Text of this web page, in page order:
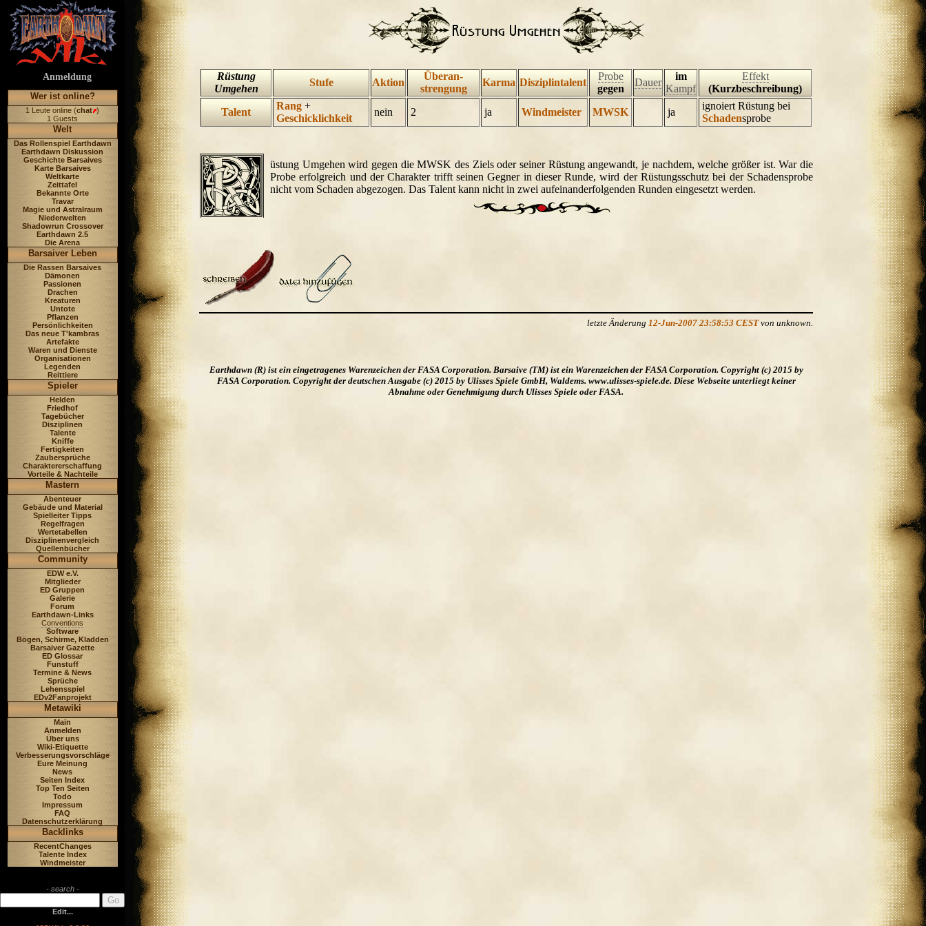
Anmeldung
Wer ist online?
1 Leute online (chat )
1 Guests
Welt
Das Rollenspiel Earthdawn
Earthdawn Diskussion
Geschichte Barsaives
Karte Barsaives
Weltkarte
Zeittafel
Bekannte Orte
Travar
Magie und Astralraum
Niederwelten
Shadowrun Crossover
Earthdawn 2.5
Die Arena
Barsaiver Leben
Die Rassen Barsaives
Dämonen
Passionen
Drachen
Kreaturen
Untote
Pflanzen
Persönlichkeiten
Das neue T'kambras
Artefakte
Waren und Dienste
Organisationen
Legenden
Reittiere
Spieler
Helden
Friedhof
Tagebücher
Disziplinen
Talente
Kniffe
Fertigkeiten
Zaubersprüche
Charaktererschaffung
Vorteile & Nachteile
Mastern
Abenteuer
Gebäude und Material
Spielleiter Tipps
Regelfragen
Wertetabellen
Disziplinenvergleich
Quellenbücher
Community
EDW e.V.
Mitglieder
ED Gruppen
Galerie
Forum
Earthdawn-Links
Conventions
Software
Bögen, Schirme, Kladden
Barsaiver Gazette
ED Glossar
Funstuff
Termine & News
Sprüche
Lehensspiel
EDv2Fanprojekt
Metawiki
Main
Anmelden
Über uns
Wiki-Etiquette
Verbesserungsvorschläge
Eure Meinung
News
Seiten Index
Top Ten Seiten
Todo
Impressum
FAQ
Datenschutzerklärung
Backlinks
RecentChanges
Talente Index
Windmeister
- search -
Edit...
Rüstung
Umgehen
Stufe Aktion
Überan-
strengung
Karma Disziplintalent
Probe
gegen
Dauer
im
Kampf
Effekt
(Kurzbeschreibung)
Talent
Rang +
Geschicklichkeit
nein 2 ja Windmeister MWSK ja
ignoiert Rüstung bei
Schadensprobe
üstung Umgehen wird gegen die MWSK des Ziels oder seiner Rüstung angewandt, je nachdem, welche größer ist. War die
Probe erfolgreich und der Charakter trifft seinen Gegner in dieser Runde, wird der Rüstungsschutz bei der Schadensprobe
nicht vom Schaden abgezogen. Das Talent kann nicht in zwei aufeinanderfolgenden Runden eingesetzt werden.
letzte Änderung 12-Jun-2007 23:58:53 CESTvon unknown.
Earthdawn (R) ist ein eingetragenes Warenzeichen der FASA Corporation. Barsaive (TM) ist ein Warenzeichen der FASA Corporation. Copyright (c) 2015 by
FASA Corporation. Copyright der deutschen Ausgabe (c) 2015 by Ulisses Spiele GmbH, Waldems. www.ulisses-spiele.de. Diese Webseite unterliegt keiner
Abnahme oder Genehmigung durch Ulisses Spiele oder FASA.